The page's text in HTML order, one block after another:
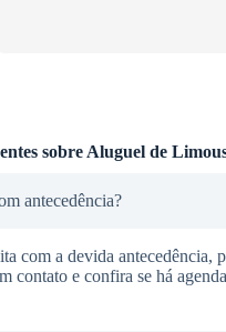
sobre Aluguel de
antecedência?
com a devida antecedência,
contato e confira se há